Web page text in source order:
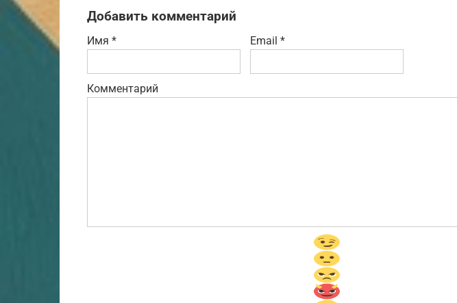
Добавить комментарий
Имя * Email *
Комментарий